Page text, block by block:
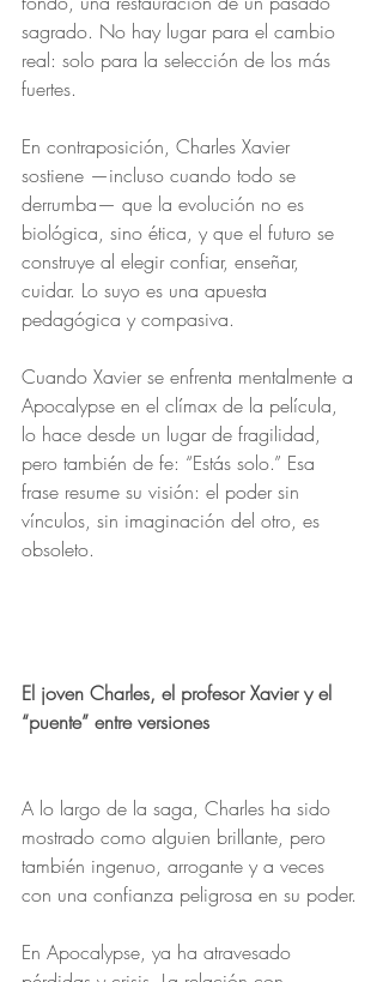
sagrado. No hay lugar para el cambio
real: solo para la selección de los más
fuertes.
En contraposición, Charles Xavier
sostiene —incluso cuando todo se
derrumba— que la evolución no es
biológica, sino ética, y que el futuro se
construye al elegir confiar, enseñar,
cuidar. Lo suyo es una apuesta
pedagógica y compasiva.
Cuando Xavier se enfrenta mentalmente a
Apocalypse en el clímax de la película,
lo hace desde un lugar de fragilidad,
pero también de fe: “Estás solo.” Esa
frase resume su visión: el poder sin
vínculos, sin imaginación del otro, es
obsoleto.
El joven Charles, el profesor Xavier y el
“puente” entre versiones
A lo largo de la saga, Charles ha sido
mostrado como alguien brillante, pero
también ingenuo, arrogante y a veces
con una confianza peligrosa en su poder.
En Apocalypse, ya ha atravesado